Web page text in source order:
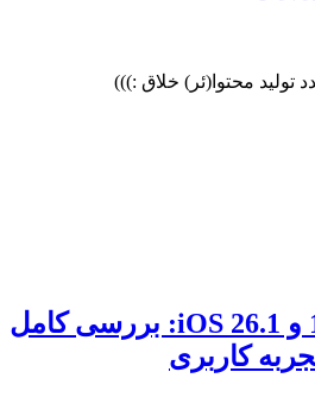
مقایسه اندروید 16 و iOS 26.1: بررسی کامل
کاربری